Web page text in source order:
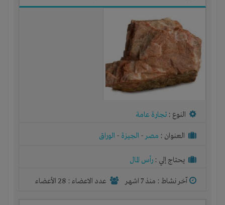
النوع : تجارة عامة
العنوان : مصر- الجيزة - الوراق
يحتاج إلي : رأس المال
آخر نشاط : منذ 7 اشهر عدد الاعضاء : 28 الأعضاء